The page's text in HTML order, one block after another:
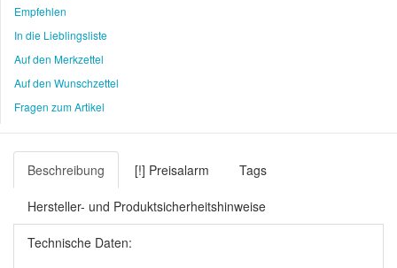
Empfehlen
In die Lieblingsliste
Auf den Merkzettel
Auf den Wunschzettel
Fragen zum Artikel
Beschreibung [!] Preisalarm Tags
Hersteller- und Produktsicherheitshinweise
Technische Daten: